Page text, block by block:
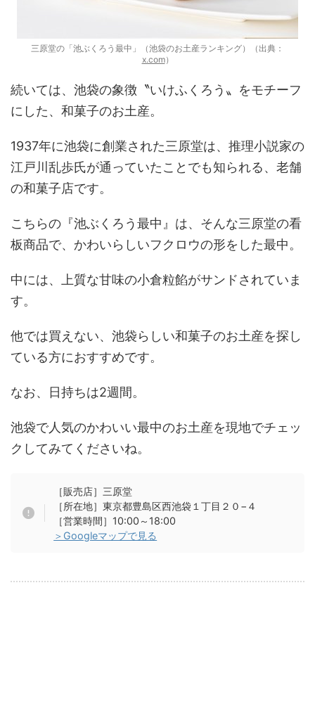
三原堂の「池ぶくろう最中」（池袋のお土産ランキング）（出典：
x.com）
続いては、池袋の象徴〝いけふくろう〟をモチーフ
にした、和菓子のお土産。
1937年に池袋に創業された三原堂は、推理小説家の
江戸川乱歩氏が通っていたことでも知られる、老舗
の和菓子店です。
こちらの『池ぶくろう最中』は、そんな三原堂の看
板商品で、かわいらしいフクロウの形をした最中。
中には、上質な甘味の小倉粒餡がサンドされていま
す。
他では買えない、池袋らしい和菓子のお土産を探し
ている方におすすめです。
なお、日持ちは2週間。
池袋で人気のかわいい最中のお土産を現地でチェッ
クしてみてくださいね。
［販売店］三原堂
［所在地］東京都豊島区西池袋１丁目２０−４
［営業時間］10:00～18:00
＞Googleマップで見る